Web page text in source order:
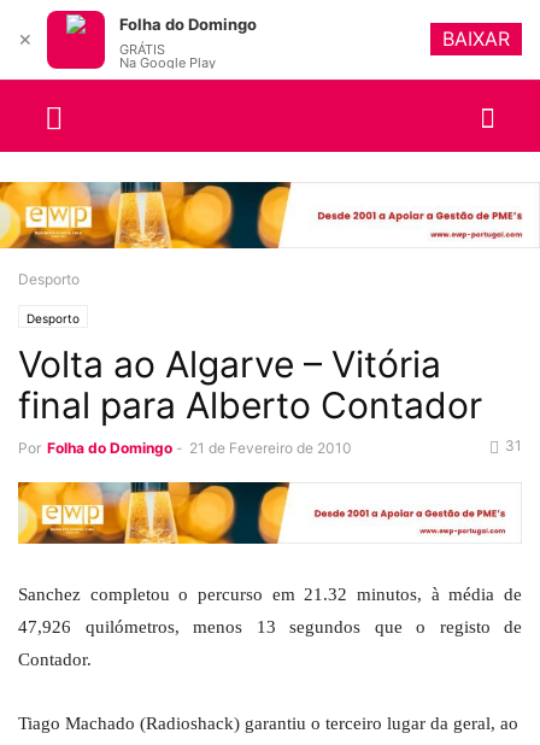
Desporto
Desporto
Volta ao Algarve – Vitória
final para Alberto Contador
Por Folha do Domingo - 21 de Fevereiro de 2010 31
Sanchez completou o percurso em 21.32 minutos, à média de
47,926 quilómetros, menos 13 segundos que o registo de
Contador.
Tiago Machado (Radioshack) garantiu o terceiro lugar da geral, ao
✕
Folha do Domingo
GRÁTIS
Na Google Play
BAIXAR